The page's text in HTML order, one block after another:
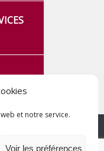
et notre service.
Voir les préférences